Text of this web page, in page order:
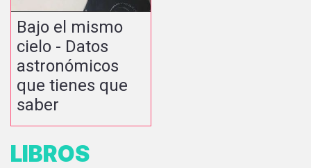
Bajo el mismo
cielo - Datos
astronómicos
que tienes que
saber
LIBROS